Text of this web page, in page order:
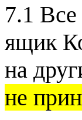
7.1
ящик
на
не